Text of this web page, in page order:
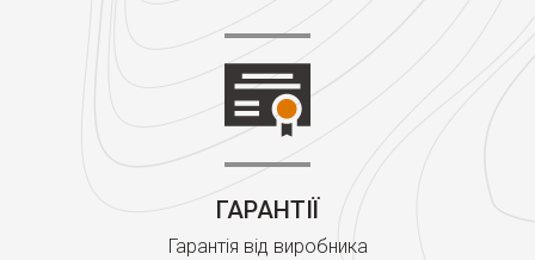
ГАРАНТІЇ
Гарантія від виробника